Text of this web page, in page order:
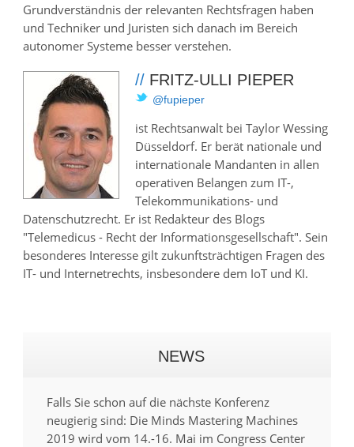
Grundverständnis der relevanten Rechtsfragen haben
und Techniker und Juristen sich danach im Bereich
autonomer Systeme besser verstehen.
// FRITZ-ULLI PIEPER
@fupieper
ist Rechtsanwalt bei Taylor Wessing
Düsseldorf. Er berät nationale und
internationale Mandanten in allen
operativen Belangen zum IT-,
Telekommunikations- und
Datenschutzrecht. Er ist Redakteur des Blogs
"Telemedicus - Recht der Informationsgesellschaft". Sein
besonderes Interesse gilt zukunftsträchtigen Fragen des
IT- und Internetrechts, insbesondere dem IoT und KI.
NEWS
Falls Sie schon auf die nächste Konferenz
neugierig sind: Die Minds Mastering Machines
2019 wird vom 14.-16. Mai im Congress Center